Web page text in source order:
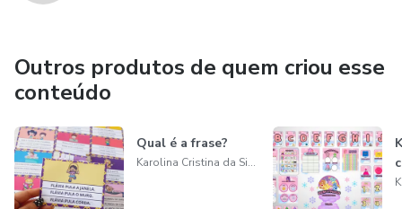
Outros produtos de quem criou esse
conteúdo
Qual é a frase?
Karolina Cristina da Silva